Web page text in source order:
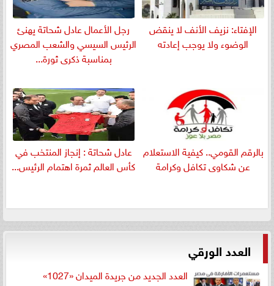
الإفتاء: نزيف الأنف لا ينقض
الوضوء ولا يوجب إعادته
رجل الأعمال عادل شحاتة يهنئ
الرئيس السيسي والشعب المصري
بمناسبة ذكرى ثورة...
بالرقم القومي.. كيفية الاستعلام
عن شكاوى تكافل وكرامة
عادل شحاتة : إنجاز المنتخب في
كأس العالم ثمرة اهتمام الرئيس...
العدد الورقي
العدد الجديد من جريدة الميدان «1027»